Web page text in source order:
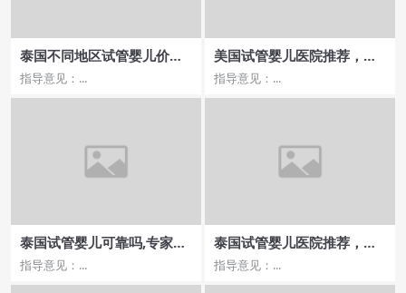
泰国不同地区试管婴儿价格
差异，哪家医院更划算？
指导意见：...
美国试管婴儿医院推荐，权
威机构认证的优质医院
指导意见：...
泰国试管婴儿可靠吗,专家意
见介绍？
指导意见：...
泰国试管婴儿医院推荐，适
合外国的诊所有哪些？
指导意见：...